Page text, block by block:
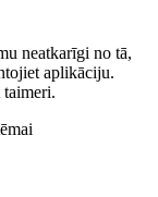
neatkarīgi no tā,
aplikāciju.
taimeri.